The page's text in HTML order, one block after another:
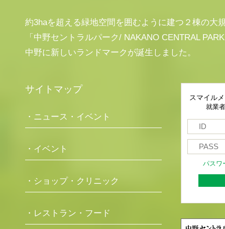
約3haを超える緑地空間を囲むように建つ２棟の大
「中野セントラルパーク/ NAKANO CENTRAL
中野に新しいランドマークが誕生しました。
サイトマップ
・ニュース・イベント
・イベント
・ショップ・クリニック
・レストラン・フード
スマイル
就業
パスワ